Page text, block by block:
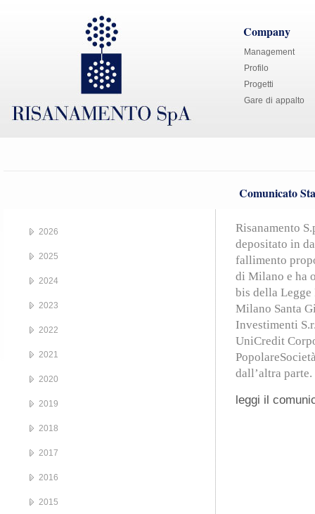
Company
Management
Profilo
Progetti
Gare di appalto
Comunicato
Risanamento
depositato in
fallimento
di Milano e ha
bis della
Milano Santa
Investimenti
UniCredit
dall’altra parte.
leggi il
2026
2025
2024
2023
2022
2021
2020
2019
2018
2017
2016
2015